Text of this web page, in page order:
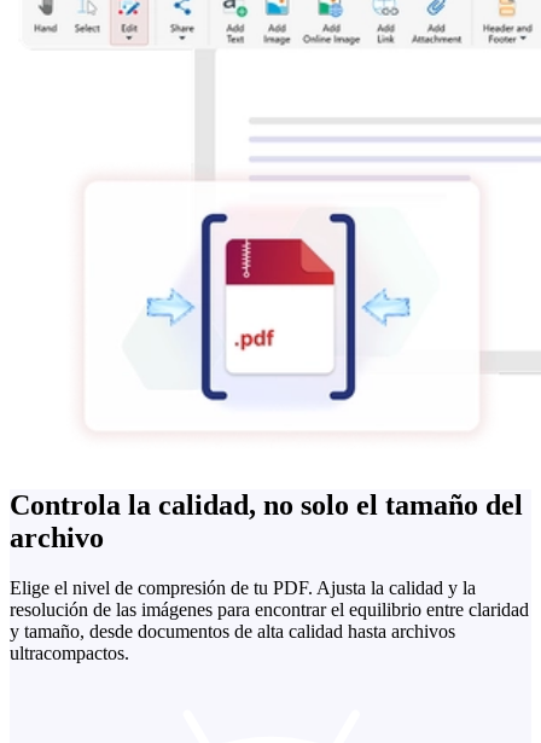
Controla la calidad, no solo el tamaño del
archivo
Elige el nivel de compresión de tu PDF. Ajusta la calidad y la
resolución de las imágenes para encontrar el equilibrio entre claridad
y tamaño, desde documentos de alta calidad hasta archivos
ultracompactos.